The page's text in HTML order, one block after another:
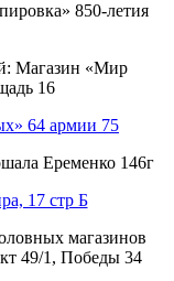
850-летия
Магазин «Мир
16
64 армии 75
Еременко 146г
17 стр Б
магазинов
49/1, Победы 34